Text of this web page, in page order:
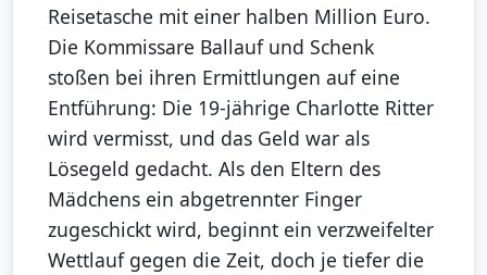
Reisetasche mit einer halben Million Euro.
Die Kommissare Ballauf und Schenk
stoßen bei ihren Ermittlungen auf eine
Entführung: Die 19-jährige Charlotte Ritter
wird vermisst, und das Geld war als
Lösegeld gedacht. Als den Eltern des
Mädchens ein abgetrennter Finger
zugeschickt wird, beginnt ein verzweifelter
Wettlauf gegen die Zeit, doch je tiefer die